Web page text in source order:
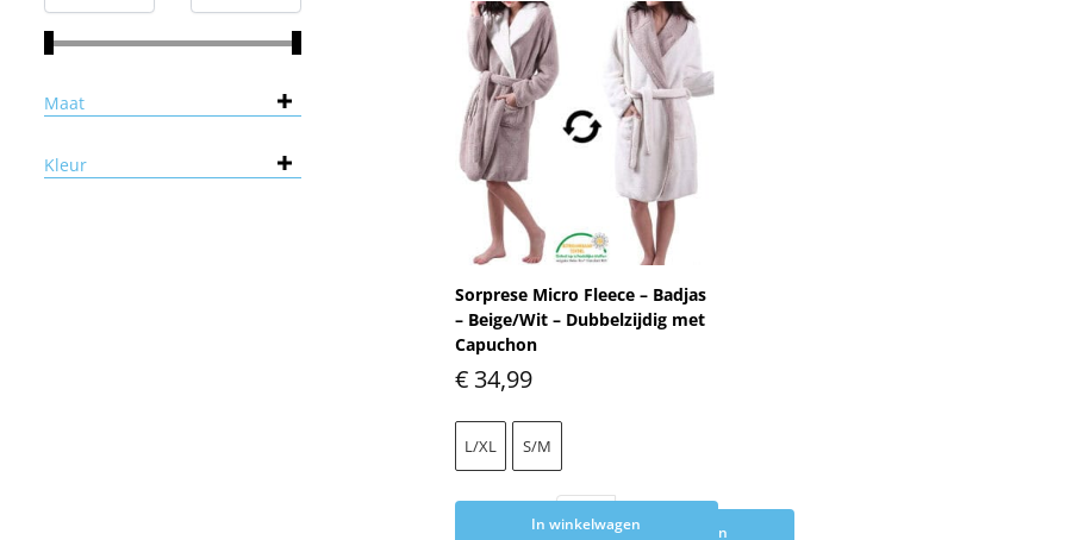
Sorprese Micro Fleece – Badjas
– Beige/Wit – Dubbelzijdig met
Capuchon
€34,99
L/XL S/M
Toevoegen aan winkelwagen
In winkelwagen
Maat
Kleur